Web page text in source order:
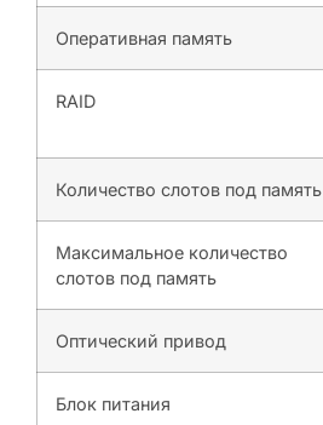
Оперативная память
RAID
Количество слотов под память
Максимальное количество
слотов под память
Оптический привод
Блок питания